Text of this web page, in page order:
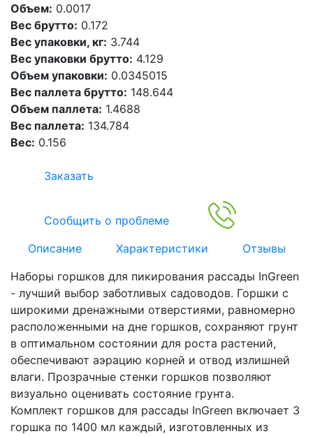
Объем: 0.0017
Вес брутто: 0.172
Вес упаковки, кг: 3.744
Вес упаковки брутто: 4.129
Объем упаковки: 0.0345015
Вес паллета брутто: 148.644
Объем паллета: 1.4688
Вес паллета: 134.784
Вес: 0.156
Заказать
Сообщить о проблеме
Описание
Характеристики
Отзывы
Наборы горшков для пикирования рассады InGreen
- лучший выбор заботливых садоводов. Горшки с
широкими дренажными отверстиями, равномерно
расположенными на дне горшков, сохраняют грунт
в оптимальном состоянии для роста растений,
обеспечивают аэрацию корней и отвод излишней
влаги. Прозрачные стенки горшков позволяют
визуально оценивать состояние грунта.
Комплект горшков для рассады InGreen включает 3
горшка по 1400 мл каждый, изготовленных из